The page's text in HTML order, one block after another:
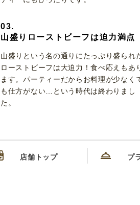
03.
山盛りローストビーフは迫力満点
山盛りという名の通りにたっぷり盛られ
ローストビーフは大迫力！食べ応えもあ
ます。パーティーだからお料理が少なく
も仕方がない…という時代は終わりまし
た。
店舗トップ プ